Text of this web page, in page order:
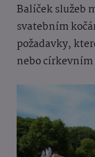
Balíček služeb
svatebním
požadavky,
nebo církevním